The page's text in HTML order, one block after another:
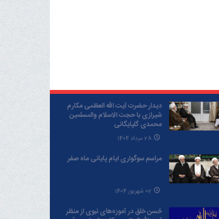
دیدار حضرت آیت الله العظمی مکارم
شیرازی با حجت الاسلام والمسلمین
محمدی گلپایگانی
28 مرداد 1404
مراسم سوگواری ایام پایانی ماه صفر
02 شهریور 1404
حُسن خلق در آموزه‌های نبوی از منظر